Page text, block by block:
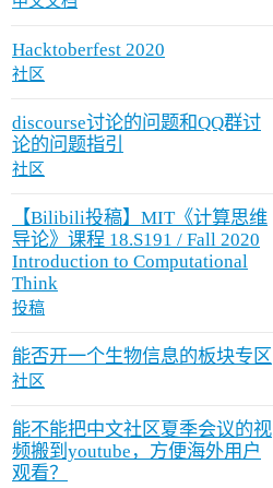
Hacktoberfest 2020
社区
discourse讨论的问题和QQ群讨
论的问题指引
社区
【Bilibili投稿】MIT《计算思维
导论》课程 18.S191 / Fall 2020
Introduction to Computational
Think
投稿
能否开一个生物信息的板块专区
社区
能不能把中文社区夏季会议的视
频搬到youtube，方便海外用户
观看？